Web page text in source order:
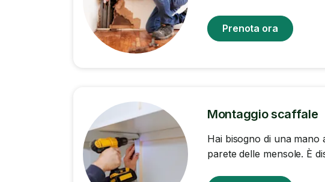
Prenota ora
Montaggio scaffale
Hai bisogno di una mano
parete delle mensole. È